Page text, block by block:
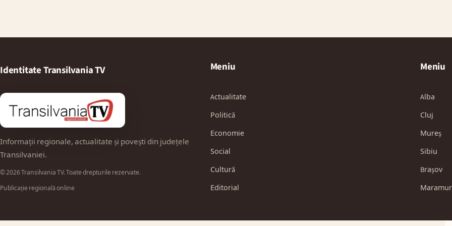
Identitate Transilvania TV
Informații regionale, actualitate și povești din județele
Transilvaniei.
© 2026 Transilvania TV. Toate drepturile rezervate.
Publicație regională online
Meniu
Actualitate
Politică
Economie
Social
Cultură
Editorial
Meniu
Alba
Cluj
Mureș
Sibiu
Brașov